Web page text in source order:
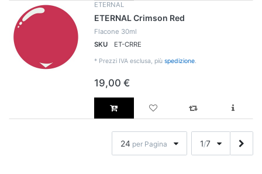
ETERNAL
ETERNAL Crimson Red
Flacone 30ml
SKU
ET-CRRE
* Prezzi IVA esclusa, più spedizione.
19,00 €
24 per Pagina 1/7